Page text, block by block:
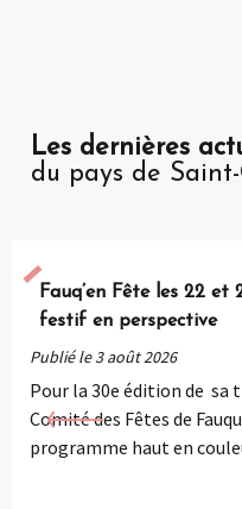
Les dernières
du pays de
Fauq’en Fête les 22 et
festif en perspective
Publié le 3 août 2026
Pour la 30e édition de sa
Comité des Fêtes de
programme haut en